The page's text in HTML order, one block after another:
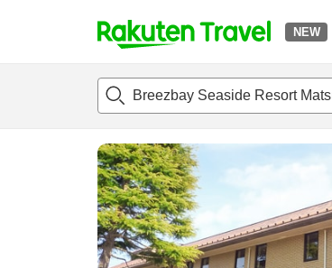
NEW
t
p
a
g
e
_
s
e
a
แนะนำที่พักห้องพักและแพลนพักรีวิวไฮไลต์